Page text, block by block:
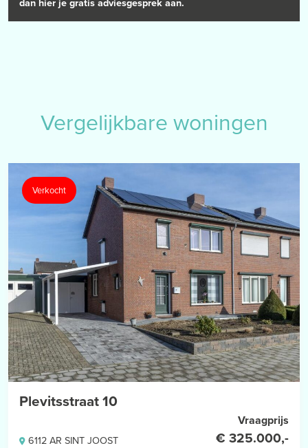
Vergelijkbare woningen
Verkocht
Plevitsstraat 10
6112 AR SINT JOOST
Vraagprijs
€ 325.000,-